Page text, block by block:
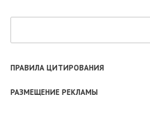
ПРАВИЛА ЦИТИРОВАНИЯ
РАЗМЕЩЕНИЕ РЕКЛАМЫ